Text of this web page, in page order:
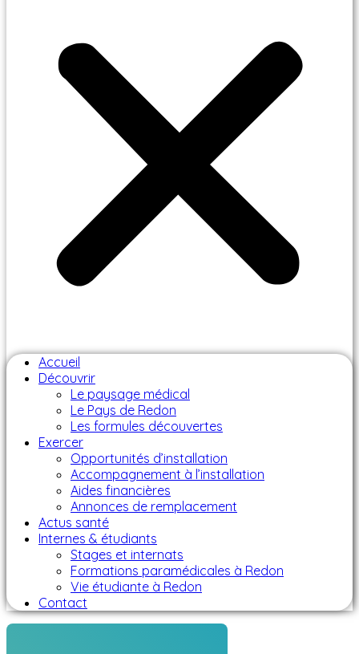
Accueil
Découvrir
Le paysage médical
Le Pays de Redon
Les formules découvertes
Exercer
Opportunités d’installation
Accompagnement à l’installation
Aides financières
Annonces de remplacement
Actus santé
Internes & étudiants
Stages et internats
Formations paramédicales à Redon
Vie étudiante à Redon
Contact